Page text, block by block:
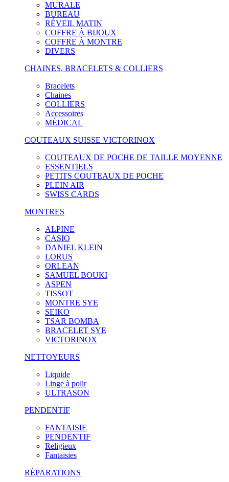
MURALE
BUREAU
RÉVEIL MATIN
COFFRE À BIJOUX
COFFRE À MONTRE
DIVERS
CHAINES, BRACELETS & COLLIERS
Bracelets
Chaines
COLLIERS
Accessoires
MÉDICAL
COUTEAUX SUISSE VICTORINOX
COUTEAUX DE POCHE DE TAILLE MOYENNE
ESSENTIELS
PETITS COUTEAUX DE POCHE
PLEIN AIR
SWISS CARDS
MONTRES
ALPINE
CASIO
DANIEL KLEIN
LORUS
ORLEAN
SAMUEL BOUKI
ASPEN
TISSOT
MONTRE SYE
SEIKO
TSAR BOMBA
BRACELET SYE
VICTORINOX
NETTOYEURS
Liquide
Linge à polir
ULTRASON
PENDENTIF
FANTAISIE
PENDENTIF
Religieux
Fantaisies
RÉPARATIONS